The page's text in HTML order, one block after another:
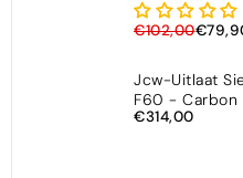
€102,00
Jcw-Uitlaat
F60 - Carbon
€314,00